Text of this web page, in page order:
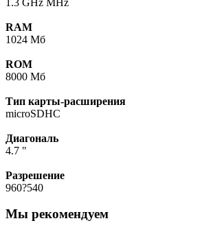
RAM
1024 Мб
ROM
8000 Мб
Тип карты-расширения
microSDHC
Диагональ
4.7 "
Разрешение
960?540
Мы рекомендуем